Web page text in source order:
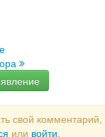
свой
или войти.